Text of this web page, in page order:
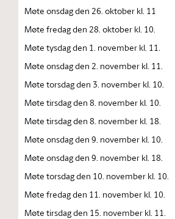
Møte onsdag den 26. oktober kl. 11
Møte fredag den 28. oktober kl. 10.
Møte tysdag den 1. november kl. 11.
Møte onsdag den 2. november kl. 11.
Møte torsdag den 3. november kl. 10.
Møte tirsdag den 8. november kl. 10.
Møte tirsdag den 8. november kl. 18.
Møte onsdag den 9. november kl. 10.
Møte onsdag den 9. november kl. 18.
Møte torsdag den 10. november kl. 10.
Møte fredag den 11. november kl. 10.
Møte tirsdag den 15. november kl. 11.